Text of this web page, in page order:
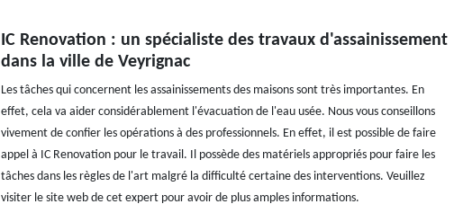
IC Renovation : un spécialiste des travaux d'assainissement
dans la ville de Veyrignac
Les tâches qui concernent les assainissements des maisons sont très importantes. En
effet, cela va aider considérablement l'évacuation de l'eau usée. Nous vous conseillons
vivement de confier les opérations à des professionnels. En effet, il est possible de faire
appel à IC Renovation pour le travail. Il possède des matériels appropriés pour faire les
tâches dans les règles de l'art malgré la difficulté certaine des interventions. Veuillez
visiter le site web de cet expert pour avoir de plus amples informations.